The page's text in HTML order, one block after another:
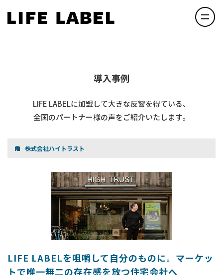
導入事例
LIFE LABELに加盟して大きな反響を得ている、
全国のパートナー様の声をご紹介いたします。
株式会社ハイトラスト
LIFE LABELを咀嚼して自分のものに。マーケッ
トで唯一無二の存在感を放つ住宅会社へ